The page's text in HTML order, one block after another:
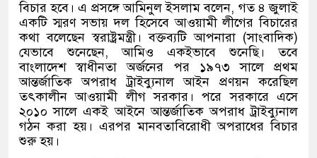
বিচার হবে। এ প্রসঙ্গে আমিনুল ইসলাম বলেন, গত ৪ জুলাই
একটি স্মরণ সভায় দল হিসেবে আওয়ামী লীগের বিচারের
কথা বলেছেন স্বরাষ্ট্রমন্ত্রী। বক্তব্যটি আপনারা(সাংবাদিক)
যেভাবে শুনেছেন,আমিও একইভাবে শুনেছি। তবে
বাংলাদেশ স্বাধীনতা অর্জনের পর ১৯৭৩ সালে প্রথম
আন্তর্জাতিক অপরাধ ট্রাইব্যুনাল আইন প্রণয়ন করেছিল
তৎকালীন আওয়ামী লীগ সরকার। পরে সরকারে এসে
২০১০ সালে একই আইনে আন্তর্জাতিক অপরাধ ট্রাইব্যুনাল
গঠন করা হয়। এরপর মানবতাবিরোধী অপরাধের বিচার
শুরু হয়।